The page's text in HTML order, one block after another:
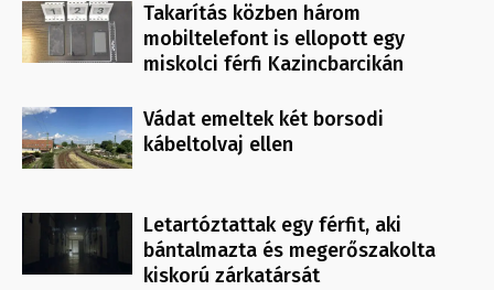
Takarítás közben három
mobiltelefont is ellopott egy
miskolci férfi Kazincbarcikán
Vádat emeltek két borsodi
kábeltolvaj ellen
Letartóztattak egy férfit, aki
bántalmazta és megerőszakolta
kiskorú zárkatársát